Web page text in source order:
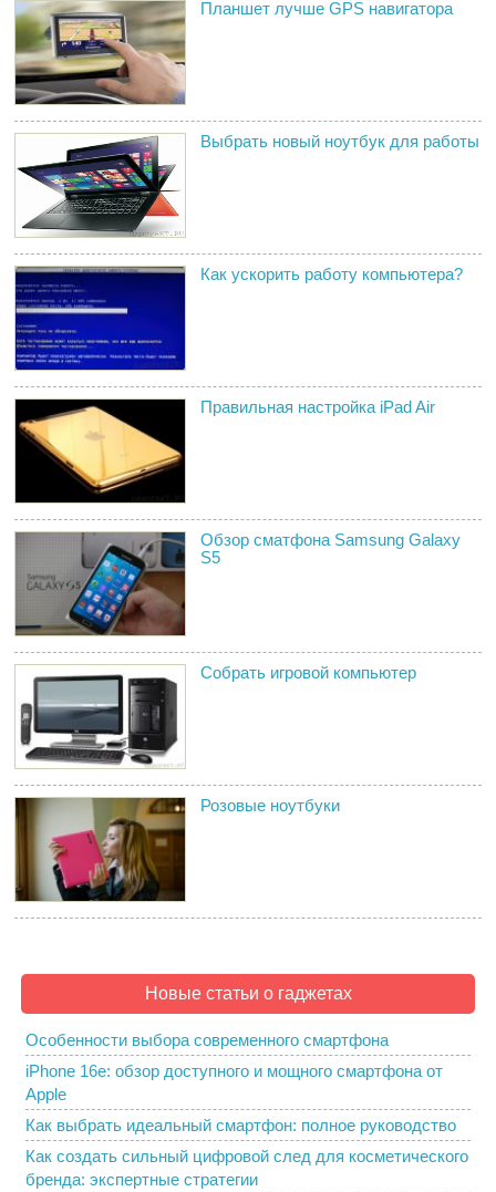
Планшет лучше GPS навигатора
Выбрать новый ноутбук для работы
Как ускорить работу компьютера?
Правильная настройка iPad Air
Обзор сматфона Samsung Galaxy
S5
Собрать игровой компьютер
Розовые ноутбуки
Новые статьи о гаджетах
Особенности выбора современного смартфона
iPhone 16e: обзор доступного и мощного смартфона от
Apple
Как выбрать идеальный смартфон: полное руководство
Как создать сильный цифровой след для косметического
бренда: экспертные стратегии